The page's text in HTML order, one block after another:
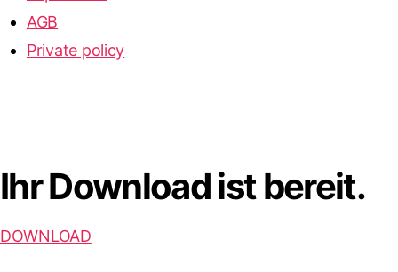
AGB
Private policy
Ihr Download ist bereit.
DOWNLOAD